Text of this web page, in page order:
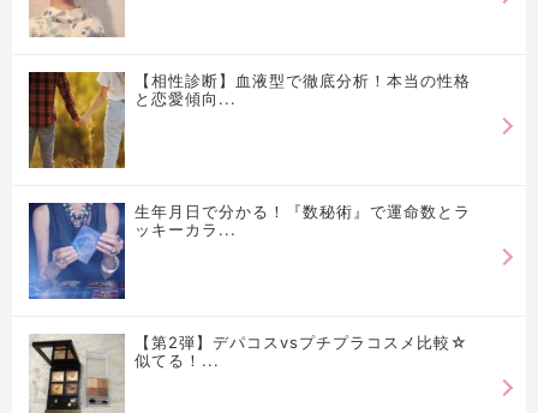
【相性診断】血液型で徹底分析！本当の性格
と恋愛傾向...
生年月日で分かる！『数秘術』で運命数とラ
ッキーカラ...
【第2弾】デパコスvsプチプラコスメ比較☆
似てる！...